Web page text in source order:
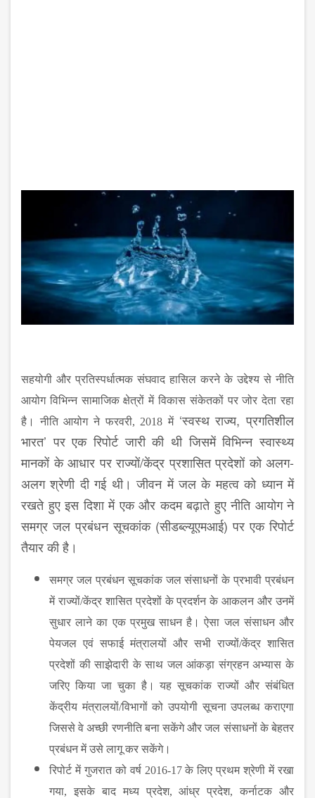
सहयोगी और प्रतिस्पर्धात्मक संघवाद हासिल करने के उद्देश्य से नीति
आयोग विभिन्न सामाजिक क्षेत्रों में विकास संकेतकों पर जोर देता रहा
है। नीति आयोग ने फरवरी, 2018 में ‘स्वस्थ राज्य, प्रगतिशील
भारत’पर एक रिपोर्ट जारी की थी जिसमें विभिन्न स्वास्थ्य
मानकों के आधार पर राज्यों/केंद्र प्रशासित प्रदेशों को अलग-
अलग श्रेणी दी गई थी। जीवन में जल के महत्व को ध्यान में
रखते हुए इस दिशा में एक और कदम बढ़ाते हुए नीति आयोग ने
समग्र जल प्रबंधन सूचकांक (सीडब्ल्यूएमआई) पर एक रिपोर्ट
तैयार की है।
समग्र जल प्रबंधन सूचकांक जल संसाधनों के प्रभावी प्रबंधन
में राज्यों/केंद्र शासित प्रदेशों के प्रदर्शन के आकलन और उनमें
सुधार लाने का एक प्रमुख साधन है। ऐसा जल संसाधन और
पेयजल एवं सफाई मंत्रालयों और सभी राज्यों/केंद्र शासित
प्रदेशों की साझेदारी के साथ जल आंकड़ा संग्रहन अभ्यास के
जरिए किया जा चुका है। यह सूचकांक राज्यों और संबंधित
केंद्रीय मंत्रालयों/विभागों को उपयोगी सूचना उपलब्ध कराएगा
जिससे वे अच्छी रणनीति बना सकेंगे और जल संसाधनों के बेहतर
प्रबंधन में उसे लागू कर सकेंगे।
रिपोर्ट में गुजरात को वर्ष 2016-17 के लिए प्रथम श्रेणी में रखा
गया, इसके बाद मध्य प्रदेश, आंध्र प्रदेश, कर्नाटक और